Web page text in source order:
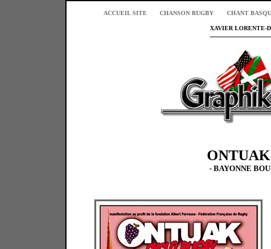
ACCUEIL SITE CHANSON RUGBY CHANT
XAVIER LORENTE-
- BAYONNE